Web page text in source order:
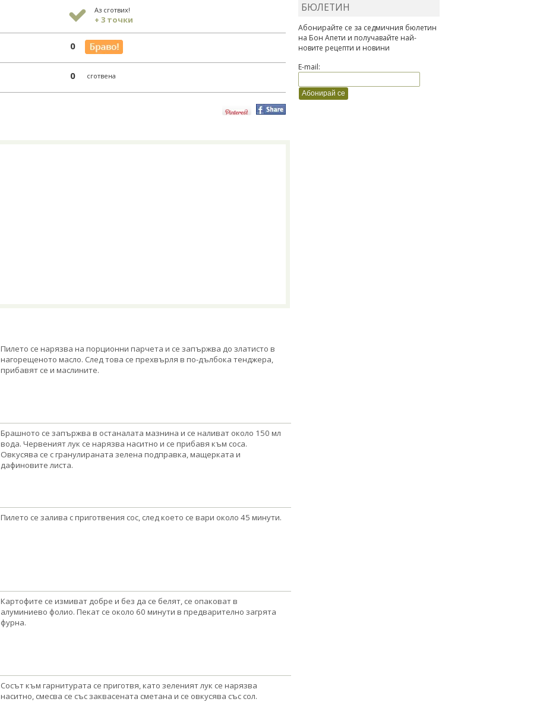
Аз сготвих!
+ 3 точки
0
0 сготвена
Пилето се нарязва на порционни парчета и се запържва до златисто в
нагорещеното масло. След това се прехвърля в по-дълбока тенджера,
прибавят се и маслините.
Брашното се запържва в останалата мазнина и се наливат около 150 мл
вода. Червеният лук се нарязва наситно и се прибавя към соса.
Овкусява се с гранулираната зелена подправка, мащерката и
дафиновите листа.
Пилето се залива с приготвения сос, след което се вари около 45 минути.
Картофите се измиват добре и без да се белят, се опаковат в
алуминиево фолио. Пекат се около 60 минути в предварително загрята
фурна.
Сосът към гарнитурата се приготвя, като зеленият лук се нарязва
наситно, смесва се със заквасената сметана и се овкусява със сол.
БЮЛЕТИН
Абонирайте се за седмичния бюлетин
на Бон Апети и получавайте най-
новите рецепти и новини
E-mail: